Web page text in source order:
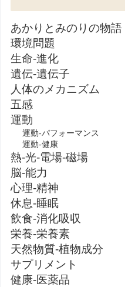
あかりとみのりの物語
環境問題
生命-進化
遺伝-遺伝子
人体のメカニズム
五感
運動
運動-パフォーマンス
運動-健康
熱-光-電場-磁場
脳-能力
心理-精神
休息-睡眠
飲食-消化吸収
栄養-栄養素
天然物質-植物成分
サプリメント
健康-医薬品